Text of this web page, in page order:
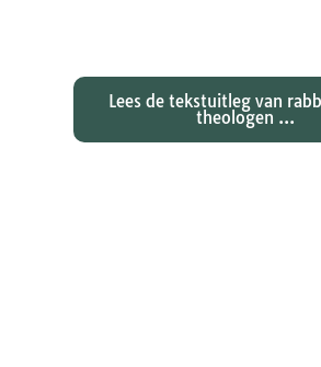
Lees de tekstuitleg van
theologen ...